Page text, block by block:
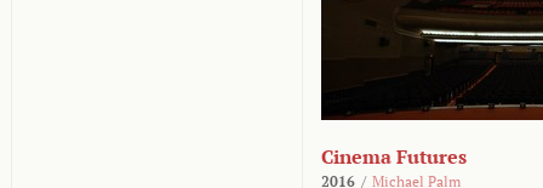
Cinema Futures
2016 / Michael Palm